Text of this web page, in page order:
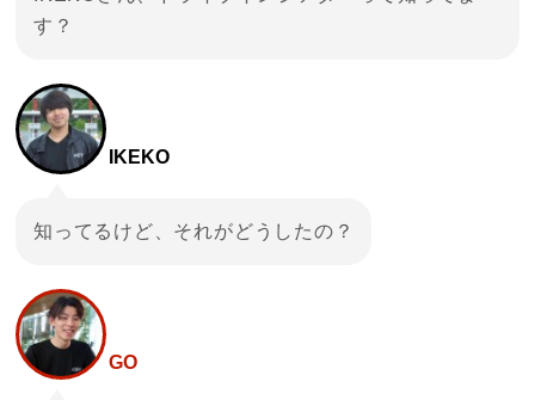
す？
IKEKO
知ってるけど、それがどうしたの？
GO